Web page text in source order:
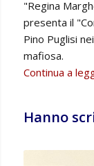
"Regina
presenta il
Pino Puglisi
mafiosa.
Continua a
Hanno